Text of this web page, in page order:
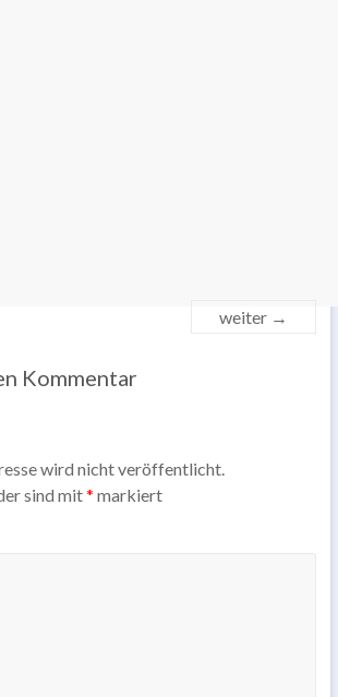
weiter →
Kommentar
wird nicht veröffentlicht.
sind mit* markiert